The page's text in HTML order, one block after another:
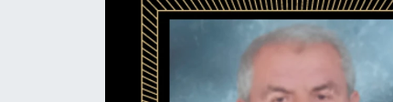
TARIM VE HAYVANCILIK
KÜLTÜR SANAT